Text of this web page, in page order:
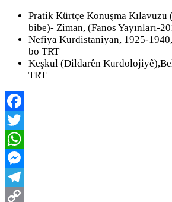
Pratik Kürtçe Konuşma
bibe)- Ziman, (Fanos Yayınları-
Nefiya Kurdistaniyan, 1925-
bo TRT
Keşkul (Dildarên
TRT
Facebook
Twitter
WhatsApp
Messenger
Telegram